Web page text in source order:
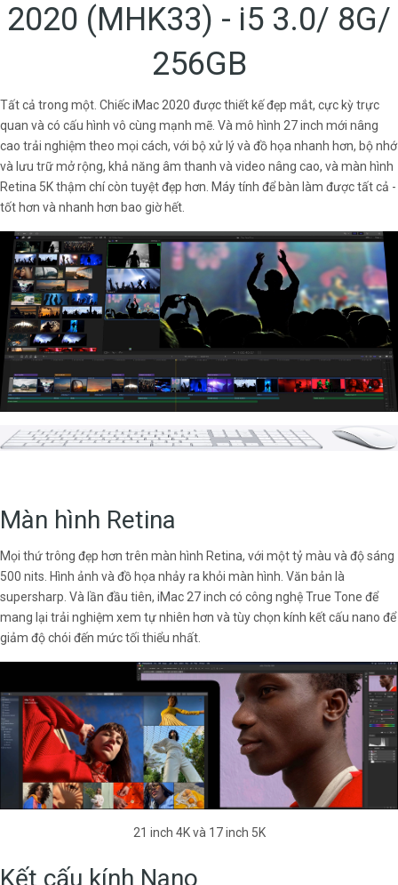
2020 (MHK33) - i5 3.0/ 8G/
256GB
Tất cả trong một. Chiếc iMac 2020 được thiết kế đẹp mắt, cực kỳ trực
quan và có cấu hình vô cùng mạnh mẽ. Và mô hình 27 inch mới nâng
cao trải nghiệm theo mọi cách, với bộ xử lý và đồ họa nhanh hơn, bộ nhớ
và lưu trữ mở rộng, khả năng âm thanh và video nâng cao, và màn hình
Retina 5K thậm chí còn tuyệt đẹp hơn. Máy tính để bàn làm được tất cả -
tốt hơn và nhanh hơn bao giờ hết.
Màn hình Retina
Mọi thứ trông đẹp hơn trên màn hình Retina, với một tỷ màu và độ sáng
500 nits. Hình ảnh và đồ họa nhảy ra khỏi màn hình. Văn bản là
supersharp. Và lần đầu tiên, iMac 27 inch có công nghệ True Tone để
mang lại trải nghiệm xem tự nhiên hơn và tùy chọn kính kết cấu nano để
giảm độ chói đến mức tối thiểu nhất.
21 inch 4K và 17 inch 5K
Kết cấu kính Nano